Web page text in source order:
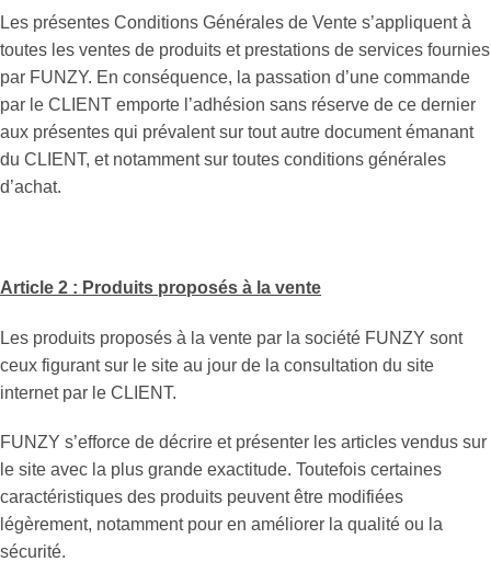
Les présentes Conditions Générales de Vente s’appliquent à
toutes les ventes de produits et prestations de services fournies
par FUNZY. En conséquence, la passation d’une commande
par le CLIENT emporte l’adhésion sans réserve de ce dernier
aux présentes qui prévalent sur tout autre document émanant
du CLIENT, et notamment sur toutes conditions générales
d’achat.
Article 2 : Produits proposés à la vente
Les produits proposés à la vente par la société FUNZY sont
ceux figurant sur le site au jour de la consultation du site
internet par le CLIENT.
FUNZY s’efforce de décrire et présenter les articles vendus sur
le site avec la plus grande exactitude. Toutefois certaines
caractéristiques des produits peuvent être modifiées
légèrement, notamment pour en améliorer la qualité ou la
sécurité.